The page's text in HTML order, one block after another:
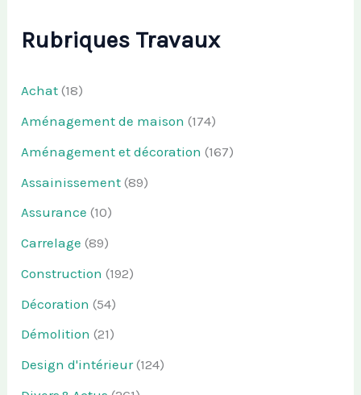
Rubriques Travaux
Achat (18)
Aménagement de maison (174)
Aménagement et décoration (167)
Assainissement (89)
Assurance (10)
Carrelage (89)
Construction (192)
Décoration (54)
Démolition (21)
Design d'intérieur(124)